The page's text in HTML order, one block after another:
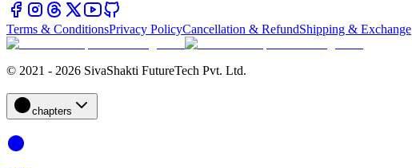
Terms & ConditionsPrivacy PolicyCancellation & RefundShipping & Exchange
© 2021 - 2026 SivaShakti FutureTech Pvt. Ltd.
chapters